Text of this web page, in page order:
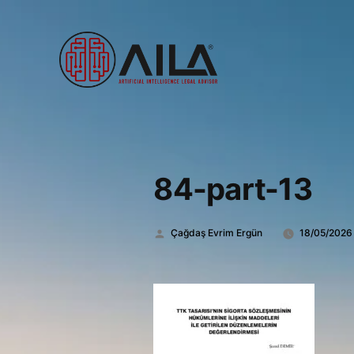
84-part-13
Gönderen:
Çağdaş Evrim Ergün 18/05/2026